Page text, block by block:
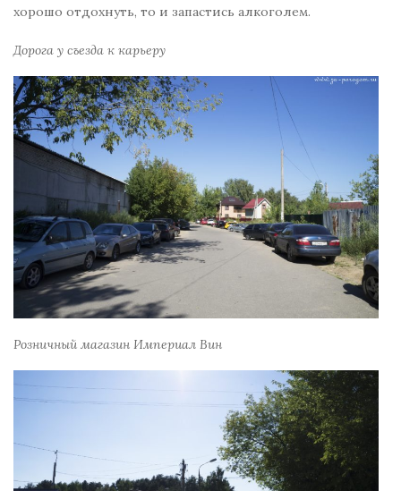
хорошо отдохнуть, то и запастись алкоголем.
Дорога у съезда к карьеру
Розничный магазин Империал Вин